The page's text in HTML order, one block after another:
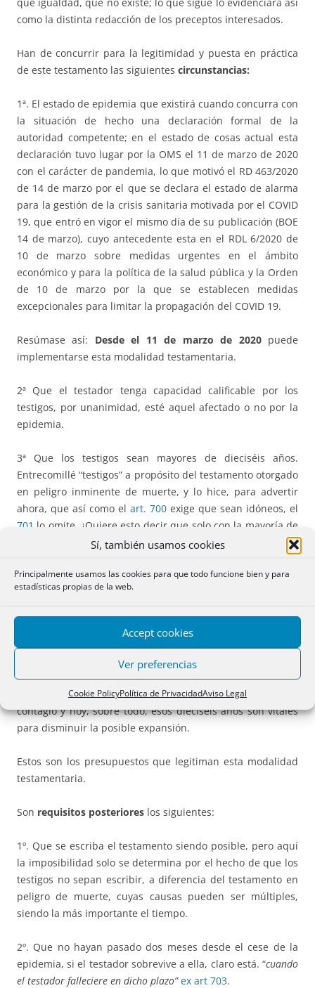
Sí, también usamos cookies
Principalmente usamos las cookies para que todo funcione bien y para
estadísticas propias de la web.
Accept cookies
Ver preferencias
Cookie PolicyPolítica de PrivacidadAviso Legal
como la distinta redacción de los preceptos interesados.
Han de concurrir para la legitimidad y puesta en práctica
de este testamento las siguientes circunstancias:
1ª. El estado de epidemia que existirá cuando concurra con
la situación de hecho una declaración formal de la
autoridad competente; en el estado de cosas actual esta
declaración tuvo lugar por la OMS el 11 de marzo de 2020
con el carácter de pandemia, lo que motivó el RD 463/2020
de 14 de marzo por el que se declara el estado de alarma
para la gestión de la crisis sanitaria motivada por el COVID
19, que entró en vigor el mismo día de su publicación (BOE
14 de marzo), cuyo antecedente esta en el RDL 6/2020 de
10 de marzo sobre medidas urgentes en el ámbito
económico y para la política de la salud pública y la Orden
de 10 de marzo por la que se establecen medidas
excepcionales para limitar la propagación del COVID 19.
Resúmase así: Desde el 11 de marzo de 2020puede
implementarse esta modalidad testamentaria.
2ª Que el testador tenga capacidad calificable por los
testigos, por unanimidad, esté aquel afectado o no por la
epidemia.
3ª Que los testigos sean mayores de dieciséis años.
Entrecomillé “testigos” a propósito del testamento otorgado
en peligro inminente de muerte, y lo hice, para advertir
ahora, que así como el art. 700 exige que sean idóneos, el
701 lo omite. ¿Quiere esto decir que solo con la mayoría de
16 años tienen idoneidad para ser testigos? Sin duda la
respuesta es negativa; en los testigos habrán de concurrir
todos los requisitos de idoneidad de losarts 681, 682 y
685, como lo reconoce implícitamente el art. 681 que al
dispuesto en el artículo 701.
Cabe preguntarse ¿por qué solo tres testigos para este
testamento y cinco para el otro? La respuesta es bien
simple: para evitar la propagación de la epidemia, el
contagio y hoy, sobre todo, esos dieciséis años son vitales
para disminuir la posible expansión.
Estos son los presupuestos que legitiman esta modalidad
testamentaria.
Son requisitos posteriores los siguientes:
1º. Que se escriba el testamento siendo posible, pero aquí
la imposibilidad solo se determina por el hecho de que los
testigos no sepan escribir, a diferencia del testamento en
peligro de muerte, cuyas causas pueden ser múltiples,
siendo la más importante el tiempo.
2º. Que no hayan pasado dos meses desde el cese de la
epidemia, si el testador sobrevive a ella, claro está. “cuando
el testador falleciere en dicho plazo”ex art 703.